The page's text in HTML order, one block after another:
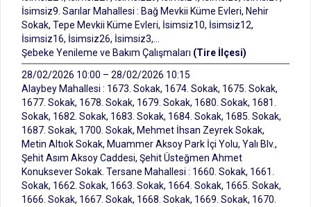
İsimsiz9. Sarılar Mahallesi : Bağ Mevkii Küme Evleri, Nehir
Sokak, Tepe Mevkii Küme Evleri, İsimsiz10, İsimsiz12,
İsimsiz16, İsimsiz26, İsimsiz3,…
Şebeke Yenileme ve Bakım Çalışmaları (Tire İlçesi)
28/02/2026 10:00 – 28/02/2026 10:15
Alaybey Mahallesi : 1673. Sokak, 1674. Sokak, 1675. Sokak,
1677. Sokak, 1678. Sokak, 1679. Sokak, 1680. Sokak, 1681.
Sokak, 1682. Sokak, 1683. Sokak, 1684. Sokak, 1685. Sokak,
1687. Sokak, 1700. Sokak, Mehmet İhsan Zeyrek Sokak,
Metin Altıok Sokak, Muammer Aksoy Park İçi Yolu, Yalı Blv.,
Şehit Asım Aksoy Caddesi, Şehit Üsteğmen Ahmet
Konuksever Sokak. Tersane Mahallesi : 1660. Sokak, 1661.
Sokak, 1662. Sokak, 1663. Sokak, 1664. Sokak, 1665. Sokak,
1666. Sokak, 1667. Sokak, 1668. Sokak, 1669. Sokak, 1670.